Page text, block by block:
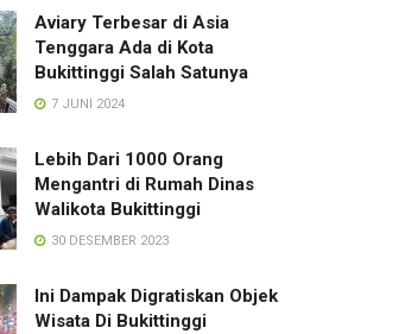
Aviary Terbesar di Asia
Tenggara Ada di Kota
Bukittinggi Salah Satunya
7 JUNI 2024
Lebih Dari 1000 Orang
Mengantri di Rumah Dinas
Walikota Bukittinggi
30 DESEMBER 2023
Ini Dampak Digratiskan Objek
Wisata Di Bukittinggi